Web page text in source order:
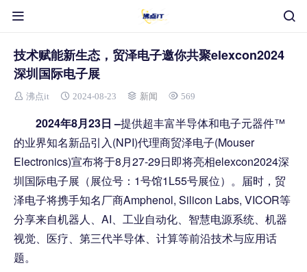
技术赋能新生态，贸泽电子邀你共聚elexcon2024
深圳国际电子展
沸点it 2024-08-23 新闻 569
2024年8月23日 –提供超丰富半导体和电子元器件™
的业界知名新品引入(NPI)代理商贸泽电子(Mouser
Electronics)宣布将于8月27-29日即将亮相elexcon2024深
圳国际电子展（展位号：1号馆1L55号展位）。届时，贸
泽电子将携手知名厂商Amphenol, Silicon Labs, VICOR等
分享来自机器人、AI、工业自动化、智慧电源系统、机器
视觉、医疗、第三代半导体、计算等前沿技术与应用话
题。